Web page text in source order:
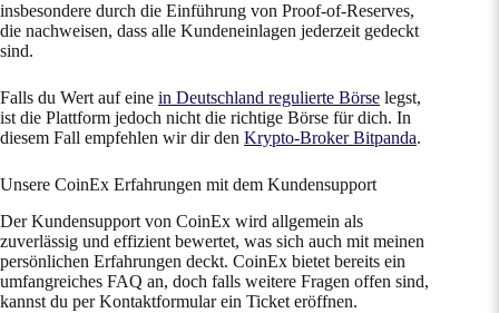
insbesondere durch die Einführung von Proof-of-Reserves,
die nachweisen, dass alle Kundeneinlagen jederzeit gedeckt
sind.
Falls du Wert auf eine in Deutschland regulierte Börse legst,
ist die Plattform jedoch nicht die richtige Börse für dich. In
diesem Fall empfehlen wir dir den Krypto-Broker Bitpanda.
Unsere CoinEx Erfahrungen mit dem Kundensupport
Der Kundensupport von CoinEx wird allgemein als
zuverlässig und effizient bewertet, was sich auch mit meinen
persönlichen Erfahrungen deckt. CoinEx bietet bereits ein
umfangreiches FAQ an, doch falls weitere Fragen offen sind,
kannst du per Kontaktformular ein Ticket eröffnen.